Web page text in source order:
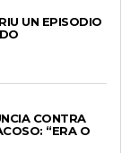
UN EPISODIO
CONTRA
“ERA O